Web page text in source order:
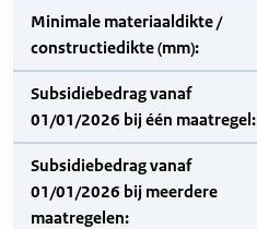
Minimale materiaaldikte /
constructiedikte (mm):
Subsidiebedrag vanaf
01/01/2026 bij één maatregel:
Subsidiebedrag vanaf
01/01/2026 bij meerdere
maatregelen: